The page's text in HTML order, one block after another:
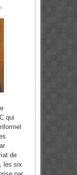
qui
de
les six